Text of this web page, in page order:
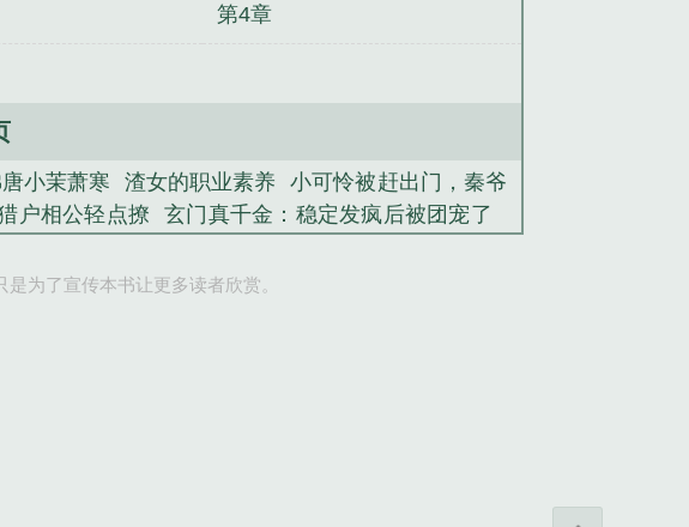
第4章
小茉萧寒 渣女的职业素养
小可怜被赶出门，秦爷
户相公轻点撩
玄门真千金：稳定发疯后被团宠了
为了宣传本书让更多读者欣赏。